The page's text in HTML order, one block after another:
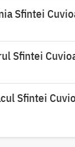
Sfintei
Sfintei
Sfintei